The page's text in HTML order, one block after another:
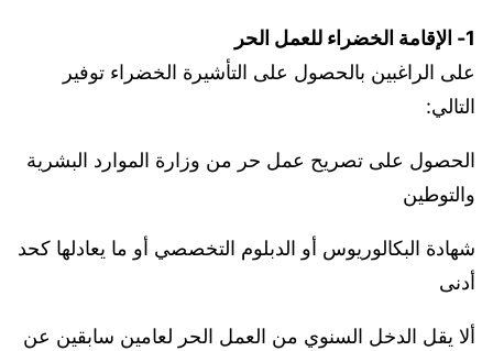
1- الإقامة الخضراء للعمل الحر
على الراغبين بالحصول على التأشيرة الخضراء توفير
التالي:
الحصول على تصريح عمل حر من وزارة الموارد البشرية
والتوطين
شهادة البكالوريوس أو الدبلوم التخصصي أو ما يعادلها كحد
أدنى
ألا يقل الدخل السنوي من العمل الحر لعامين سابقين عن